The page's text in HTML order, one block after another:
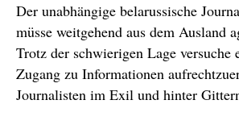
Der unabhängige belarussische
müsse weitgehend aus dem Ausland
Trotz der schwierigen Lage versuche
Zugang zu Informationen
Journalisten im Exil und hinter